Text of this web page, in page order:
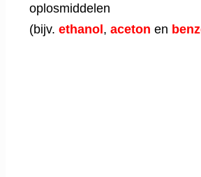
oplosmiddelen
(bijv. ethanol, aceton en